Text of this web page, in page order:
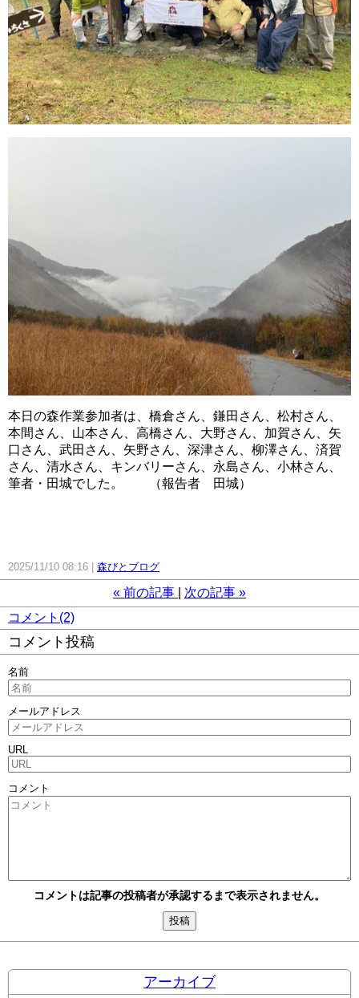
本日の森作業参加者は、橋倉さん、鎌田さん、松村さん、
本間さん、山本さん、高橋さん、大野さん、加賀さん、矢
口さん、武田さん、矢野さん、深津さん、柳澤さん、済賀
さん、清水さん、キンバリーさん、永島さん、小林さん、
筆者・田城でした。 （報告者 田城）
2025/11/10 08:16 森びとブログ
« 前の記事 次の記事 »
コメント(2)
コメント投稿
名前
メールアドレス
URL
コメント
コメントは記事の投稿者が承認するまで表示されません。
アーカイブ